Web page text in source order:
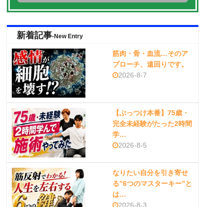
新着記事-New Entry
筋肉・骨・血流…そのア
プローチ、遠回りです。
2026-8-7
【ぶっつけ本番】75歳・
完全未経験がたった2時間
学…
2026-8-5
なりたい自分を引き寄せ
る”6つのマスターキー”と
は…
2026-8-3